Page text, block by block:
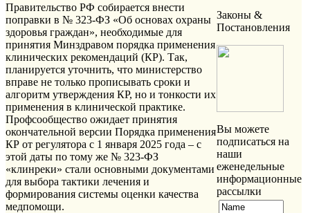
Правительство РФ собирается внести
поправки в № 323-ФЗ «Об основах охраны
здоровья граждан», необходимые для
принятия Минздравом порядка применения
клинических рекомендаций (КР). Так,
планируется уточнить, что министерство
вправе не только прописывать сроки и
алгоритм утверждения КР, но и тонкости их
применения в клинической практике.
Профсообщество ожидает принятия
окончательной версии Порядка применения
КР от регулятора с 1 января 2025 года – с
этой даты по тому же № 323-ФЗ
«клинреки» стали основными документами
для выбора тактики лечения и
формирования системы оценки качества
медпомощи.
Законы &
Постановления
Вы можете
подписаться на
наши
еженедельные
информационные
рассылки